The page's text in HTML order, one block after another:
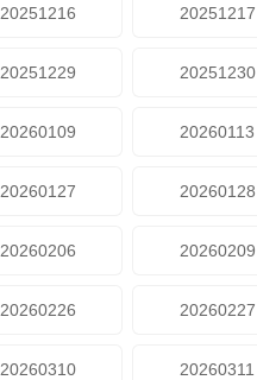
20251216 20251217
20251229 20251230
20260109 20260113
20260127 20260128
20260206 20260209
20260226 20260227
20260310 20260311